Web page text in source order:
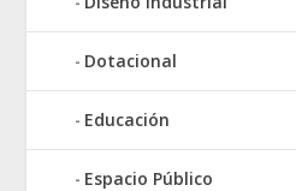
Dotacional
Educación
Espacio Público